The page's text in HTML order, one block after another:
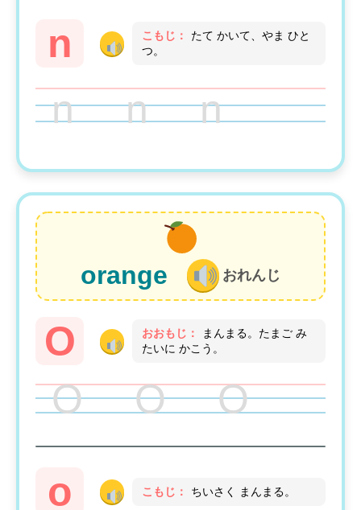
n こもじ：
たて かいて、やま ひと
つ。
n n n
orange おれんじ
O おおもじ：
まんまる。たまご み
たいに かこう。
O O O
o こもじ： ちいさく まんまる。